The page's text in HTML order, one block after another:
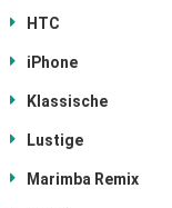
HTC
iPhone
Klassische
Lustige
Marimba Remix